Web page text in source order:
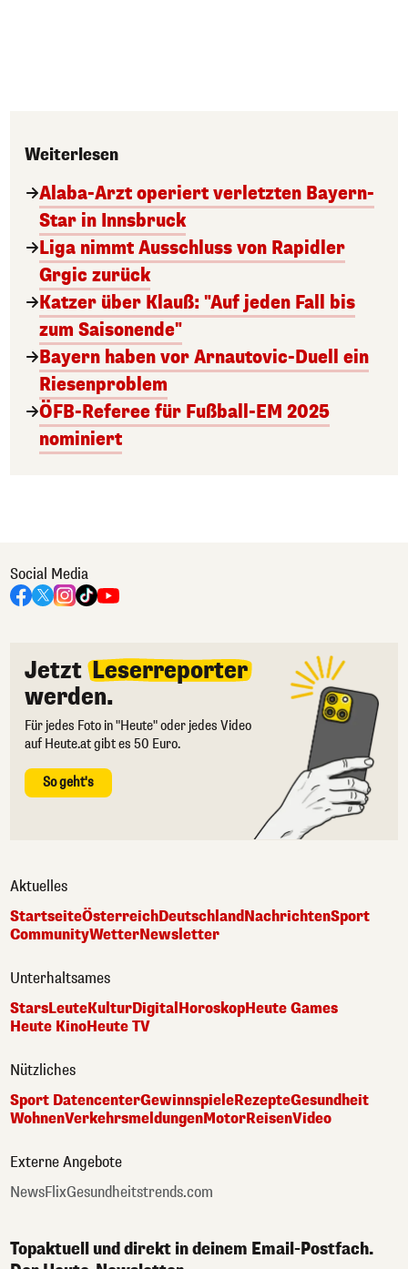
Weiterlesen
Alaba-Arzt operiert verletzten Bayern-
Star in Innsbruck
Liga nimmt Ausschluss von Rapidler
Grgic zurück
Katzer über Klauß: "Auf jeden Fall bis
zum Saisonende"
Bayern haben vor Arnautovic-Duell ein
Riesenproblem
ÖFB-Referee für Fußball-EM 2025
nominiert
Social Media
Jetzt Leserreporter
werden.
Für jedes Foto in "Heute" oder jedes Video
auf Heute.at gibt es 50 Euro.
So geht's
Aktuelles
StartseiteÖsterreichDeutschlandNachrichtenSport
CommunityWetterNewsletter
Unterhaltsames
StarsLeuteKulturDigitalHoroskopHeute Games
Heute KinoHeute TV
Nützliches
Sport DatencenterGewinnspieleRezepteGesundheit
WohnenVerkehrsmeldungenMotorReisenVideo
Externe Angebote
NewsFlixGesundheitstrends.com
Topaktuell und direkt in deinem Email-Postfach.